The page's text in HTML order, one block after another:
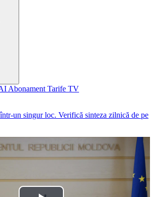
Abonament Tarife TV
un singur loc. Verifică sinteza zilnică de pe